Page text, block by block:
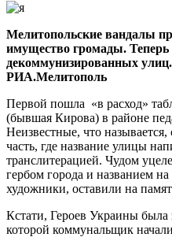
Мелитопольские вандалы
имущество громады. Теперь
декоммунизированных
РИА.Мелитополь
Первой пошла «в расход»
(бывшая Кирова) в районе
Неизвестные, что
часть, где название улицы
транслитерацией. Чудом
гербом города и названием
художники, оставили на
Кстати, Героев Украины была
которой коммунальщик